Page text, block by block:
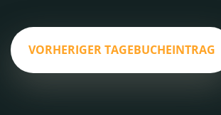
VORHERIGER TAGEBUCHEINTRAG